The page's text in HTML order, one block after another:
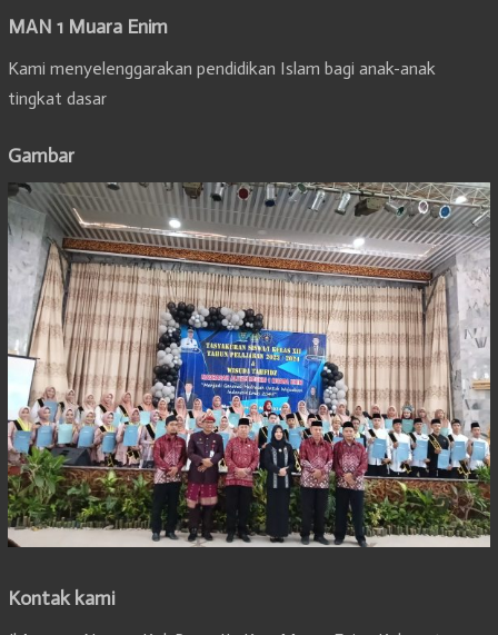
MAN 1 Muara Enim
Kami menyelenggarakan pendidikan Islam bagi anak-anak
tingkat dasar
Gambar
Kontak kami